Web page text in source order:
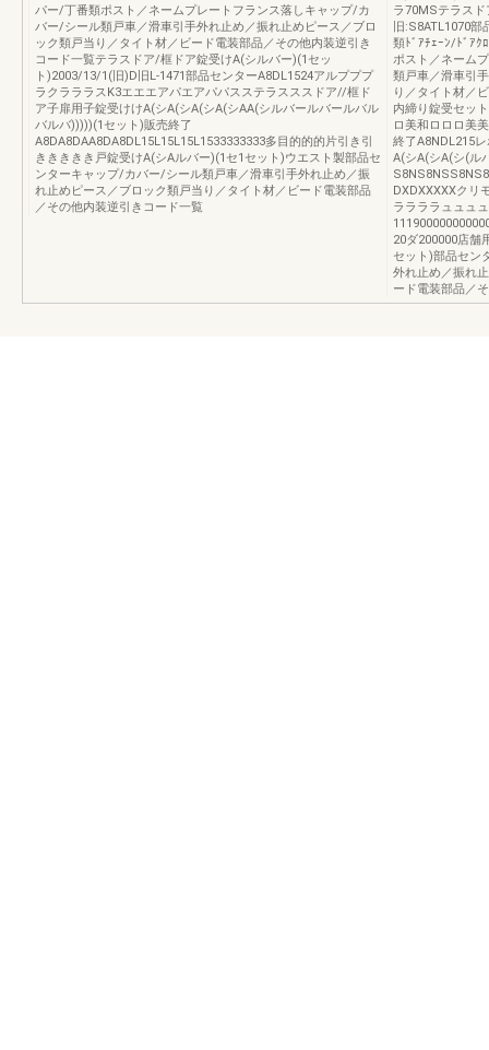
パー/丁番類ポスト／ネームプレートフランス落しキャップ/カ
バー/シール類戸車／滑車引手外れ止め／振れ止めピース／ブロ
ック類戸当り／タイト材／ビード電装部品／その他内装逆引き
コード一覧テラスドア/框ドア錠受けA(シルバー)(1セッ
ト)2003/13/1(旧)D旧L-1471部品センターA8DL1524アルプププ
ラクラララスK3エエエアパエアパパスステラスススドア//框ド
ア子扉用子錠受けけA(シA(シA(シA(シAA(シルバールバールバル
バルバ)))))(1セット)販売終了
A8DA8DAA8DA8DL15L15L15L1533333333多目的的的片引き引
ききききき戸錠受けA(シAルバー)(1セ1セット)ウエスト製部品セ
ンターキャップ/カバー/シール類戸車／滑車引手外れ止め／振
れ止めピース／ブロック類戸当り／タイト材／ビード電装部品
／その他内装逆引きコード一覧
ラ70MSテラス
旧:S8ATL1070
類ﾄﾞｱﾁｪｰﾝ/ﾄﾞｱｸ
ポスト／ネーム
類戸車／滑車引
り／タイト材／
内締り錠受セッ
ロ美和ロロロ美
終了A8NDL215
A(シA(シA(シ(ル
DXDXXXXXクリ
ララララュュュ
20ダ200000店舗
セット)部品セン
外れ止め／振れ
ード電装部品／